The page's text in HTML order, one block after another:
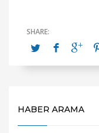
HABER ARAMA